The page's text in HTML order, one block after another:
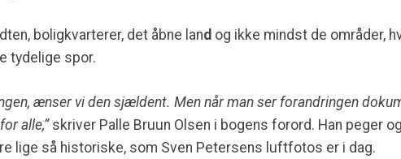
boligkvarterer, det åbne land og ikke mindst de områder,
tydelige spor.
ænser vi den sjældent. Men når man ser forandringen
alle,”skriver Palle Bruun Olsen i bogens forord. Han peger
lige så historiske, som Sven Petersens luftfotos er i dag.